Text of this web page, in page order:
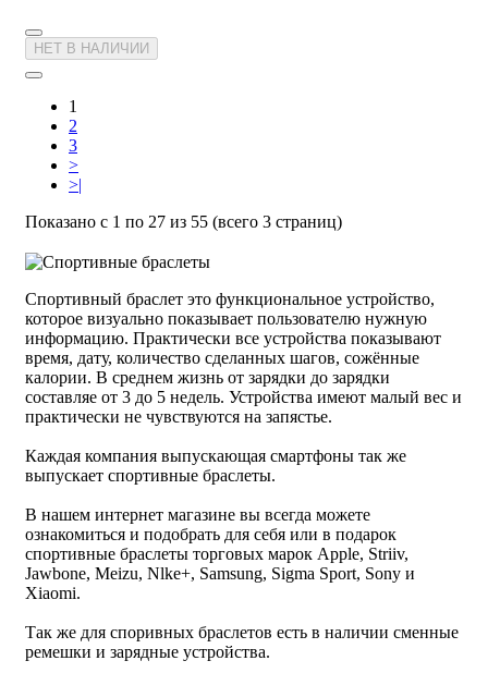
НЕТ В НАЛИЧИИ
1
2
3
>
>|
Показано с 1 по 27 из 55 (всего 3 страниц)
Спортивный браслет это функциональное устройство,
которое визуально показывает пользователю нужную
информацию. Практически все устройства показывают
время, дату, количество сделанных шагов, сожённые
калории. В среднем жизнь от зарядки до зарядки
составляе от 3 до 5 недель. Устройства имеют малый вес и
практически не чувствуются на запястье.
Каждая компания выпускающая смартфоны так же
выпускает спортивные браслеты.
В нашем интернет магазине вы всегда можете
ознакомиться и подобрать для себя или в подарок
спортивные браслеты торговых марок Apple, Striiv,
Jawbone, Meizu, Nlke+, Samsung, Sigma Sport, Sony и
Xiaomi.
Так же для споривных браслетов есть в наличии сменные
ремешки и зарядные устройства.